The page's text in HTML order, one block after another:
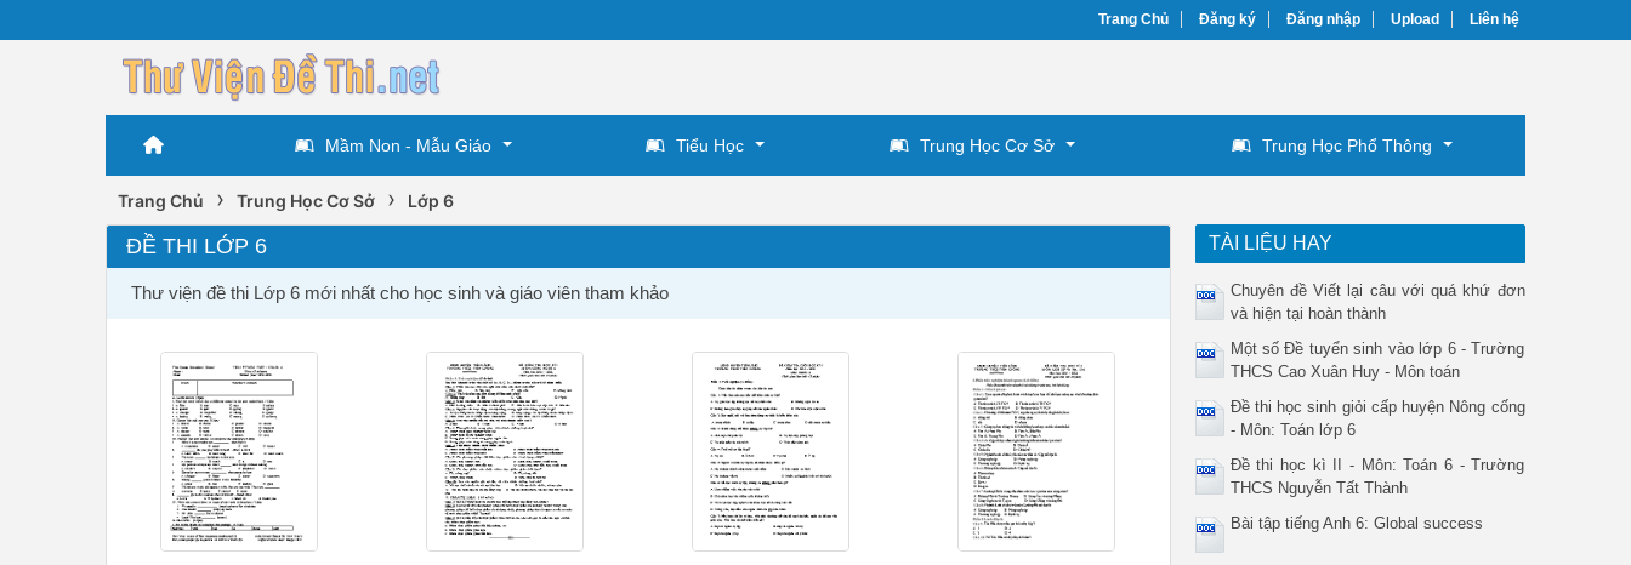
Trang Chủ Đăng ký Đăng nhập Upload Liên hệ
Mầm Non - Mẫu Giáo Tiểu Học Trung Học Cơ Sở Trung Học Phổ Thông
Trang Chủ › Trung Học Cơ Sở › Lớp 6
ĐỀ THI LỚP 6
Thư viện đề thi Lớp 6 mới nhất cho học sinh và giáo viên tham khảo
TÀI LIỆU HAY
Chuyên đề Viết lại câu với quá khứ đơn
và hiện tại hoàn thành
Một số Đề tuyển sinh vào lớp 6 - Trường
THCS Cao Xuân Huy - Môn toán
Đề thi học sinh giỏi cấp huyện Nông cống
- Môn: Toán lớp 6
Đề thi học kì II - Môn: Toán 6 - Trường
THCS Nguyễn Tất Thành
Bài tập tiếng Anh 6: Global success